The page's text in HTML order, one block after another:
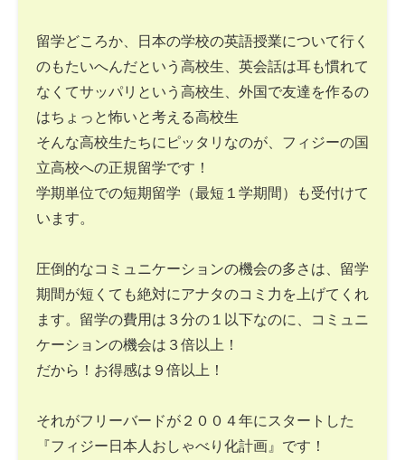
留学どころか、日本の学校の英語授業について行く
のもたいへんだという高校生、英会話は耳も慣れて
なくてサッパリという高校生、外国で友達を作るの
はちょっと怖いと考える高校生
そんな高校生たちにピッタリなのが、フィジーの国
立高校への正規留学です！
学期単位での短期留学（最短１学期間）も受付けて
います。
圧倒的なコミュニケーションの機会の多さは、留学
期間が短くても絶対にアナタのコミ力を上げてくれ
ます。留学の費用は３分の１以下なのに、コミュニ
ケーションの機会は３倍以上！
だから！お得感は９倍以上！
それがフリーバードが２００４年にスタートした
『フィジー日本人おしゃべり化計画』です！